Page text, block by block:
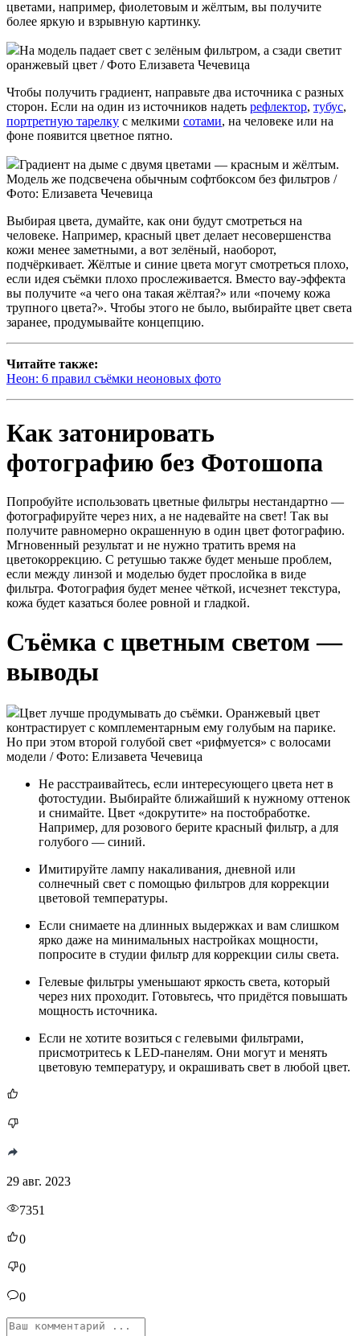
цветами, например, фиолетовым и жёлтым, вы получите
более яркую и взрывную картинку.
На модель падает свет с зелёным фильтром, а сзади светит
оранжевый цвет / Фото Елизавета Чечевица
Чтобы получить градиент, направьте два источника с разных
сторон. Если на один из источников надеть рефлектор, тубус,
портретную тарелку с мелкими сотами, на человеке или на
фоне появится цветное пятно.
Градиент на дыме с двумя цветами — красным и жёлтым.
Модель же подсвечена обычным софтбоксом без фильтров /
Фото: Елизавета Чечевица
Выбирая цвета, думайте, как они будут смотреться на
человеке. Например, красный цвет делает несовершенства
кожи менее заметными, а вот зелёный, наоборот,
подчёркивает. Жёлтые и синие цвета могут смотреться плохо,
если идея съёмки плохо прослеживается. Вместо вау-эффекта
вы получите «а чего она такая жёлтая?» или «почему кожа
трупного цвета?». Чтобы этого не было, выбирайте цвет света
заранее, продумывайте концепцию.
Читайте также:
Неон: 6 правил съёмки неоновых фото
Как затонировать
фотографию без Фотошопа
Попробуйте использовать цветные фильтры нестандартно —
фотографируйте через них, а не надевайте на свет! Так вы
получите равномерно окрашенную в один цвет фотографию.
Мгновенный результат и не нужно тратить время на
цветокоррекцию. С ретушью также будет меньше проблем,
если между линзой и моделью будет прослойка в виде
фильтра. Фотография будет менее чёткой, исчезнет текстура,
кожа будет казаться более ровной и гладкой.
Съёмка с цветным светом —
выводы
Цвет лучше продумывать до съёмки. Оранжевый цвет
контрастирует с комплементарным ему голубым на парике.
Но при этом второй голубой свет «рифмуется» с волосами
модели / Фото: Елизавета Чечевица
Не расстраивайтесь, если интересующего цвета нет в
фотостудии. Выбирайте ближайший к нужному оттенок
и снимайте. Цвет «докрутите» на постобработке.
Например, для розового берите красный фильтр, а для
голубого — синий.
Имитируйте лампу накаливания, дневной или
солнечный свет с помощью фильтров для коррекции
цветовой температуры.
Если снимаете на длинных выдержках и вам слишком
ярко даже на минимальных настройках мощности,
попросите в студии фильтр для коррекции силы света.
Гелевые фильтры уменьшают яркость света, который
через них проходит. Готовьтесь, что придётся повышать
мощность источника.
Если не хотите возиться с гелевыми фильтрами,
присмотритесь к LED-панелям. Они могут и менять
цветовую температуру, и окрашивать свет в любой цвет.
29 авг. 2023
7351
0
0
0